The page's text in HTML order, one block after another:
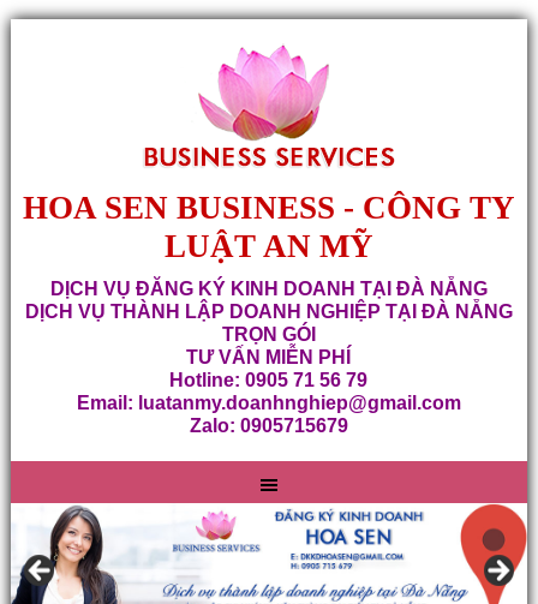
HOA SEN BUSINESS - CÔNG TY
LUẬT AN MỸ
DỊCH VỤ ĐĂNG KÝ KINH DOANH TẠI ĐÀ NẴNG
DỊCH VỤ THÀNH LẬP DOANH NGHIỆP TẠI ĐÀ NẴNG
TRỌN GÓI
TƯ VẤN MIỄN PHÍ
Hotline: 0905 71 56 79
Email: luatanmy.doanhnghiep@gmail.com
Zalo: 0905715679